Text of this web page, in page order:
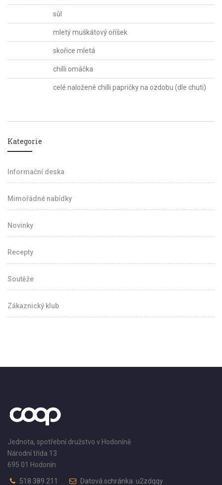
sůl
mletý muškátový oříšek
skořice mletá
chilli omáčka
celé naložené chilli papričky na ozdobu (dle chuti)
Kategorie
Informační deska
Mimořádné nabídky
Novinky
Recepty
Soutěže
Zákaznický klub
Jednota, spotřební družstvo v Hodoníně
Národní třída 13
695 01 Hodonín
518 389 211
Datová schránka: u2zdqqy